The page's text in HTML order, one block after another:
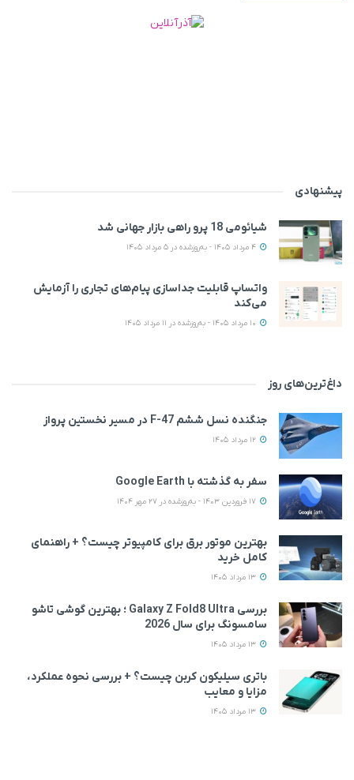
پیشنهادی
شیائومی 18 پرو راهی بازار جهانی شد
واتساپ قابلیت جداسازی پیام‌های تجاری را آزمایش
می‌کند
داغ‌ترین‌های روز
جنگنده نسل ششم F-47 در مسیر نخستین پرواز
سفر به گذشته با Google Earth
بهترین موتور برق برای کامپیوتر چیست؟ + راهنمای
کامل خرید
بررسی Galaxy Z Fold8 Ultra ؛ بهترین گوشی تاشو
سامسونگ برای سال 2026
باتری سیلیکون کربن چیست؟ + بررسی نحوه عملکرد،
مزایا و معایب